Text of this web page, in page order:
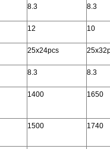
8.3 8.3
12 10
25x24pcs
8.3 8.3
1400 1650
1500 1740